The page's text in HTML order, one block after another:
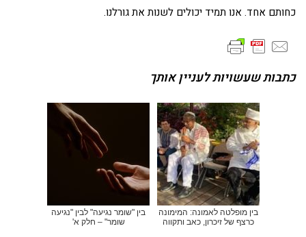
כחותם אחד. אנו תמיד יכולים לשנות את גורלנו.
כתבות שעשויות לעניין אותך
בין מופלטה לאמונה: המימונה
כרצף של זיכרון, כאב ותקווה
בין "שומר נגיעה" לבין "נגיעה
שומר" – חלק א'